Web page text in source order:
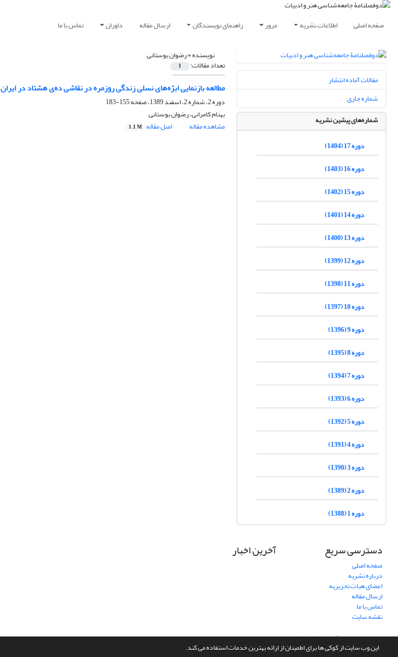
این وب سایت از کوکی ها برای اطمینان از ارائه بهترین خدمات استفاده می کند.
صفحه اصلی اطلاعات نشریه مرور راهنمای نویسندگان ارسال مقاله داوران تماس با ما
نویسنده =رضوان بوستانی
تعداد مقالات: 1
مطالعه بازنمایی ابژه‌های نسلی زندگی روزمره در نقاشی ده‌ی هشتاد در ایران
دوره 2، شماره 2، اسفند 1389، صفحه
155-183
بهنام کامرانی، رضوان بوستانی
مشاهده مقاله
اصل مقاله 1.1 M
مقالات آماده انتشار
شماره جاری
شماره‌های پیشین نشریه
دوره 17 (1404)
دوره 16 (1403)
دوره 15 (1402)
دوره 14 (1401)
دوره 13 (1400)
دوره 12 (1399)
دوره 11 (1398)
دوره 10 (1397)
دوره 9 (1396)
دوره 8 (1395)
دوره 7 (1394)
دوره 6 (1393)
دوره 5 (1392)
دوره 4 (1391)
دوره 3 (1390)
دوره 2 (1389)
دوره 1 (1388)
دسترسی سریع
صفحه اصلی
درباره نشریه
اعضای هیات تحریریه
ارسال مقاله
تماس با ما
نقشه سایت
آخرین اخبار
سامانه مدیریت نشریات علمی.طراحی و پیاده سازی ازسیناوب